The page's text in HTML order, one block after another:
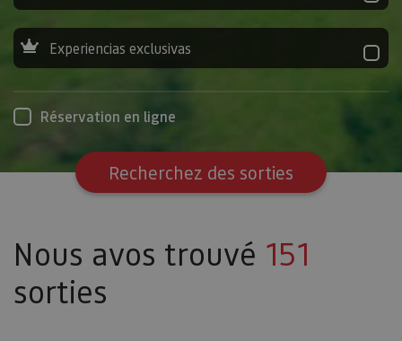
Experiencias exclusivas
Réservation en ligne
Recherchez des sorties
Nous avos trouvé 151
sorties